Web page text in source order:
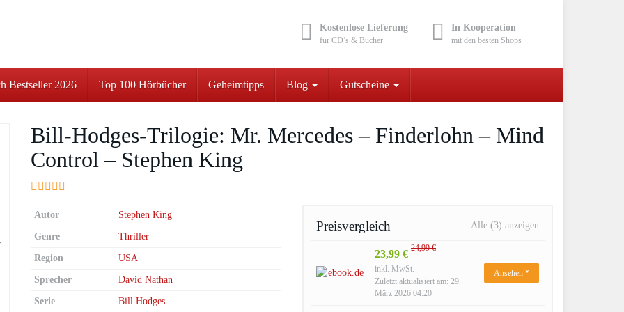
Kostenlose Lieferung
für CD’s & Bücher
In Kooperation
mit den besten Shops
Bestseller 2026 Top 100 Hörbücher Geheimtipps Blog Gutscheine
Bill-Hodges-Trilogie: Mr. Mercedes – Finderlohn – Mind
Control – Stephen King
Alle (3) anzeigen
Preisvergleich
23,99 € 24,99 €
inkl. MwSt.
Zuletzt aktualisiert am: 29.
März 2026 04:20
Ansehen *
Autor Stephen King
Genre Thriller
Region USA
Sprecher David Nathan
Serie Bill Hodges